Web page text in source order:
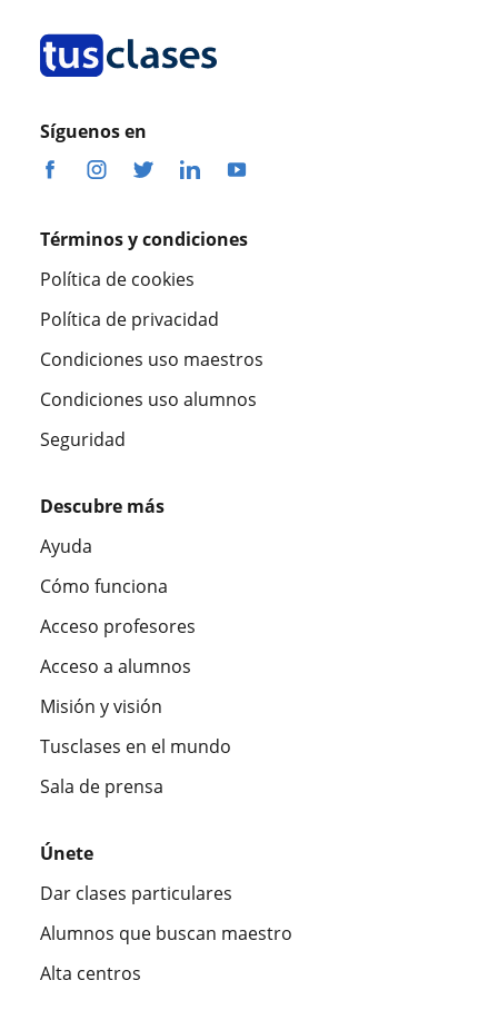
Síguenos en
Términos y condiciones
Política de cookies
Política de privacidad
Condiciones uso maestros
Condiciones uso alumnos
Seguridad
Descubre más
Ayuda
Cómo funciona
Acceso profesores
Acceso a alumnos
Misión y visión
Tusclases en el mundo
Sala de prensa
Únete
Dar clases particulares
Alumnos que buscan maestro
Alta centros